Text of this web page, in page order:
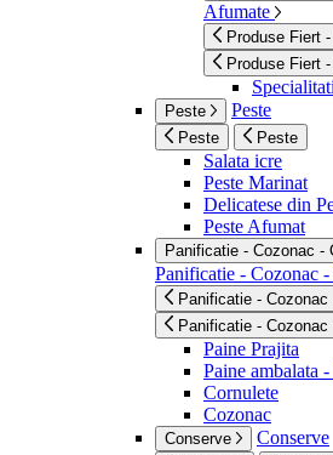
Afumate
Produse Fiert
Produse Fiert
Peste Peste
Peste Peste
Salata icre
Peste Marinat
Delicatese din
Peste Afumat
Panificatie - Cozonac -
Panificatie - Cozonac
Panificatie -
Panificatie -
Paine Prajita
Paine ambalata
Cornulete
Cozonac
Conserve Conserve